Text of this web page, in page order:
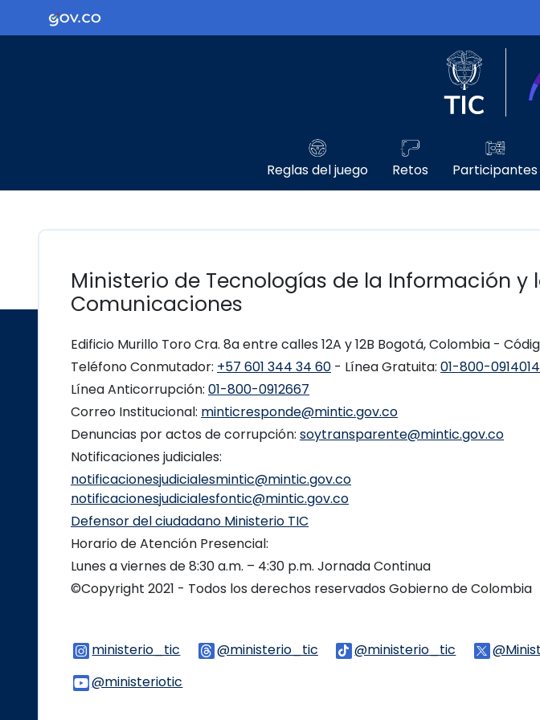
Ir al contenido principalLogo Gobierno de Colombia
Logo
Reglas del juego Retos Participantes
Ministerio de Tecnologías de la Información y
Comunicaciones
Edificio Murillo Toro Cra. 8a entre calles 12A y 12B Bogotá, Colombia - Código
Teléfono Conmutador: +57 601 344 34 60 - Línea Gratuita: 01-800-0914014
Línea Anticorrupción: 01-800-0912667
Correo Institucional: minticresponde@mintic.gov.co
Denuncias por actos de corrupción: soytransparente@mintic.gov.co
Notificaciones judiciales:
notificacionesjudicialesmintic@mintic.gov.co
notificacionesjudicialesfontic@mintic.gov.co
Defensor del ciudadano Ministerio TIC
Horario de Atención Presencial:
Lunes a viernes de 8:30 a.m. – 4:30 p.m. Jornada Continua
©Copyright 2021 - Todos los derechos reservados Gobierno de Colombia
ministerio_tic Logo Instagram
@ministerio_tic Logo Threads
@ministerio_tic Logo Tiktok
@ministeriotic